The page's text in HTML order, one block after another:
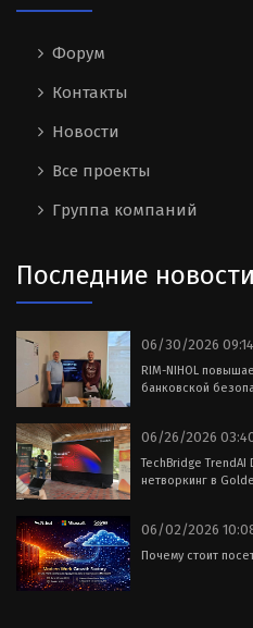
Форум
Контакты
Новости
Все проекты
Группа компаний
Последние новости
06/30/2026
RIM-NIHOL
банковской
06/26/2026
TechBridge TrendAI
нетворкинг в
06/02/2026
Почему стоит